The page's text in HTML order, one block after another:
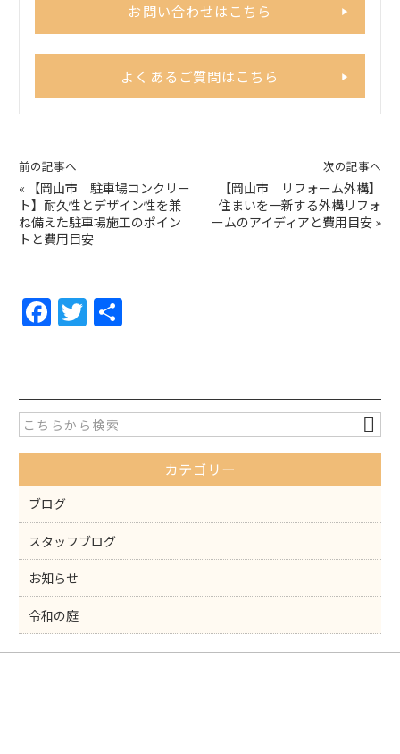
お問い合わせはこちら
よくあるご質問はこちら
前の記事へ
«
【岡山市 駐車場コンクリー
ト】耐久性とデザイン性を兼
ね備えた駐車場施工のポイン
トと費用目安
次の記事へ
【岡山市 リフォーム外構】
住まいを一新する外構リフォ
ームのアイディアと費用目安 »
F
e
b
o
o
k
T
er
カテゴリー
ブログ
スタッフブログ
お知らせ
令和の庭